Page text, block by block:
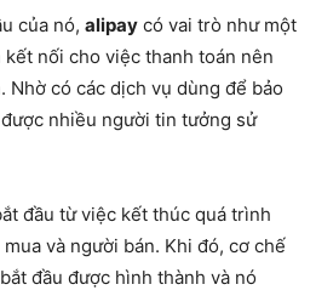
của nó, alipay có vai trò như một
nối cho việc thanh toán nên
Nhờ có các dịch vụ dùng để bảo
nhiều người tin tưởng sử
đầu từ việc kết thúc quá trình
và người bán. Khi đó, cơ chế
đầu được hình thành và nó